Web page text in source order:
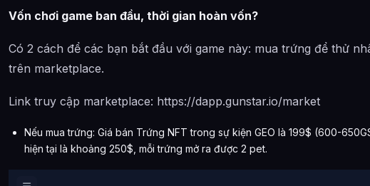
Vốn chơi game ban đầu, thời gian hoàn vốn?
Có 2 cách để các bạn bắt đầu với game này: mua trứng để thử
trên marketplace.
Link truy cập marketplace: https://dapp.gunstar.io/market
Nếu mua trứng: Giá bán Trứng NFT trong sự kiện GEO là 199$ (600-
hiện tại là khoảng 250$, mỗi trứng mở ra được 2 pet.